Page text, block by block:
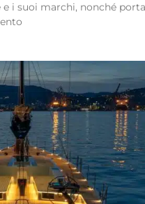
i suoi marchi, nonché